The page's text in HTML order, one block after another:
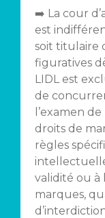
➡️ La cour
est
soit titulaire
figuratives
LIDL est
de
l’examen
droits de
règles
validité ou à
marques,